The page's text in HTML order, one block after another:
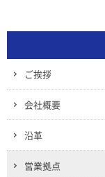
ご挨拶
会社概要
沿革
営業拠点